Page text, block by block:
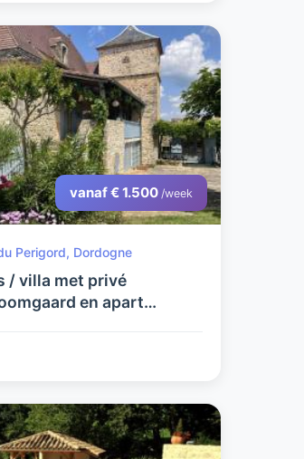
vanaf € 1.500 /week
Perigord, Dordogne
/ villa met privé
en apart
uitzicht over het